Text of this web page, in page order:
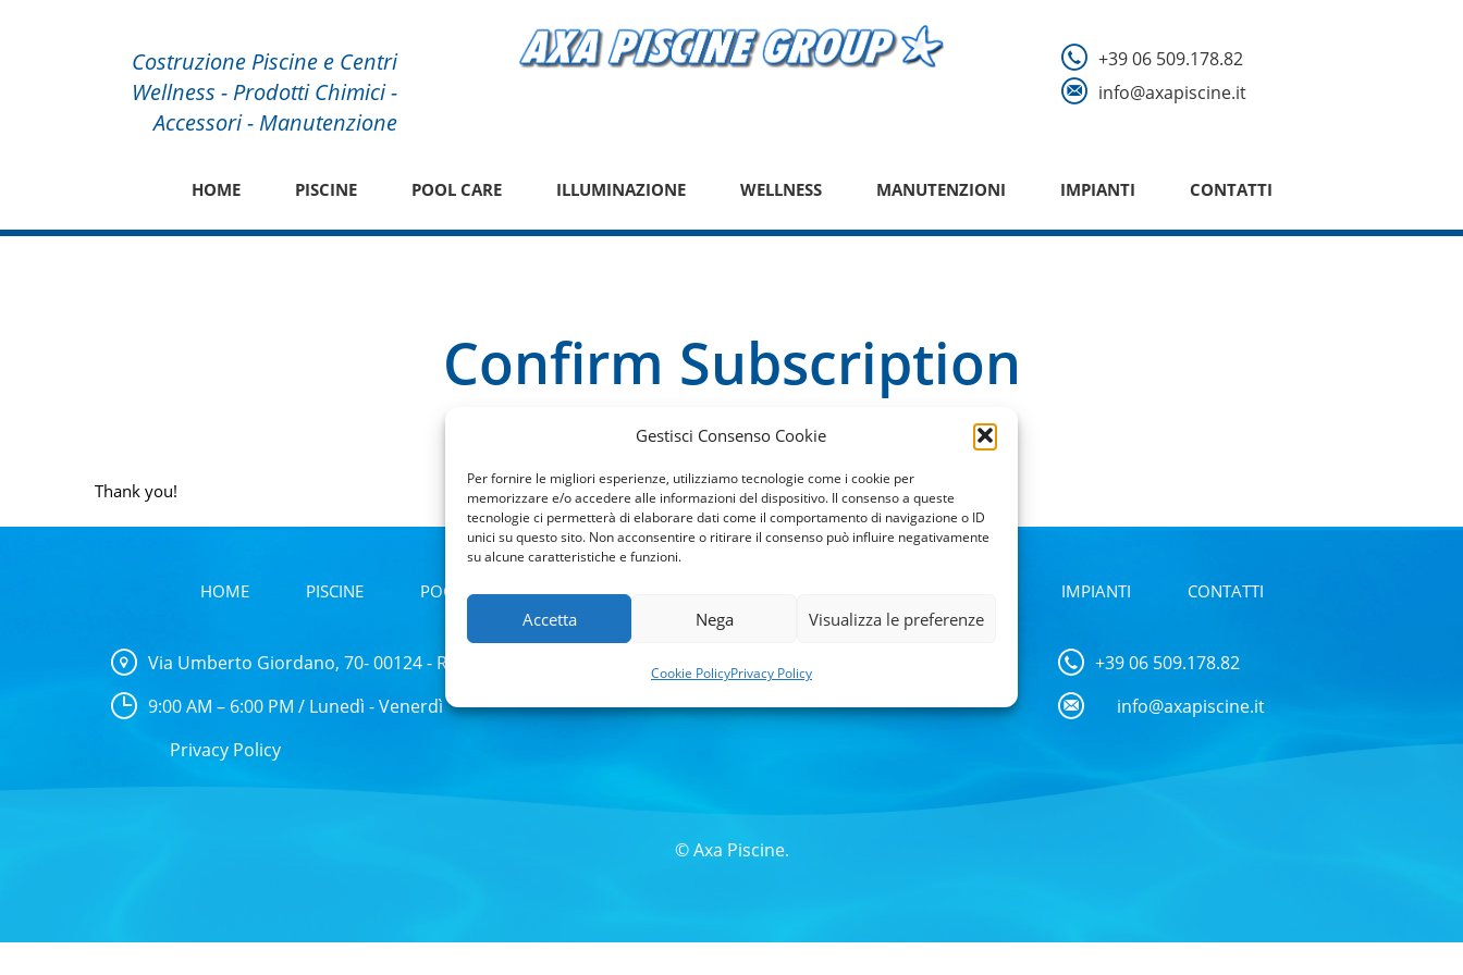
Gestisci Consenso Cookie
Per fornire le migliori esperienze, utilizziamo tecnologie come i cookie per
memorizzare e/o accedere alle informazioni del dispositivo. Il consenso a queste
tecnologie ci permetterà di elaborare dati come il comportamento di navigazione o ID
unici su questo sito. Non acconsentire o ritirare il consenso può influire negativamente
su alcune caratteristiche e funzioni.
Accetta Nega Visualizza le preferenze
Cookie PolicyPrivacy Policy
Costruzione Piscine e Centri
Wellness - Prodotti Chimici -
Accessori - Manutenzione
+39 06 509.178.82
info@axapiscine.it
HOME PISCINE POOL CARE ILLUMINAZIONE WELLNESS MANUTENZIONI IMPIANTI CONTATTI
Confirm Subscription
Thank you!
HOME PISCINE POOL CARE ILLUMINAZIONE IMPIANTI CONTATTI
Via Umberto Giordano, 70- 00124 - Roma
9:00 AM – 6:00 PM / Lunedì - Venerdì
Privacy Policy
+39 06 509.178.82
info@axapiscine.it
© Axa Piscine.